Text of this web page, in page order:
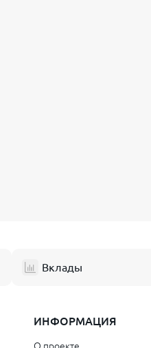
Вклады
ИНФОРМАЦИЯ